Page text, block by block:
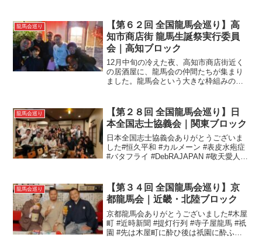
前勤王党 #大宰府 #少林寺 #中洲 ...
龍馬会巡り
【第６２回 全国龍馬会巡り】高
知市商店街 龍馬生誕祭実行委員
会｜高知ブロック
12月中旬の冷えた夜、高知市商店街近く
の居酒屋に、龍馬会の仲間たちが集まり
ました。龍馬会という大きな枠組みの中
に向けた想いを語り合う場でした。飲み
物を手に話し始めると、...
龍馬会巡り
【第２８回 全国龍馬会巡り】日
本全国志士協義会｜関東ブロック
日本全国志士協義会ありがとうございま
した#恒久平和 #カルメーン #表皮水疱症
#バタフライ #DebRAJAPAN #敬天愛人 #
龍馬会巡り
【第３４回 全国龍馬会巡り】京
都龍馬会｜近畿・北陸ブロック
京都龍馬会ありがとうございました#木屋
町 #近時新聞 #提灯行列 #寺子屋龍馬 #祇
園 #先は木屋町に酔ひ後は祇園に酔ふ酒